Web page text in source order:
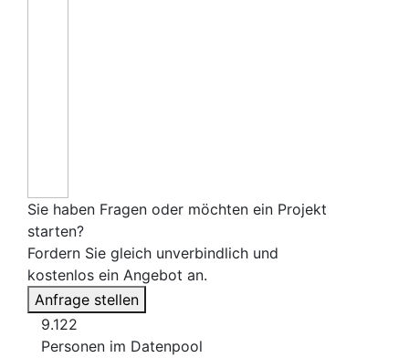
Sie haben Fragen oder möchten ein Projekt
starten?
Fordern Sie gleich unverbindlich und
kostenlos ein Angebot an.
Anfrage stellen
9.122
Personen im Datenpool